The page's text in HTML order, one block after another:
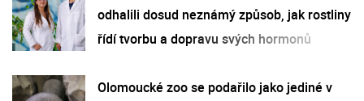
odhalili dosud neznámý způsob, jak rostliny
řídí tvorbu a dopravu svých hormonů
Olomoucké zoo se podařilo jako jediné v